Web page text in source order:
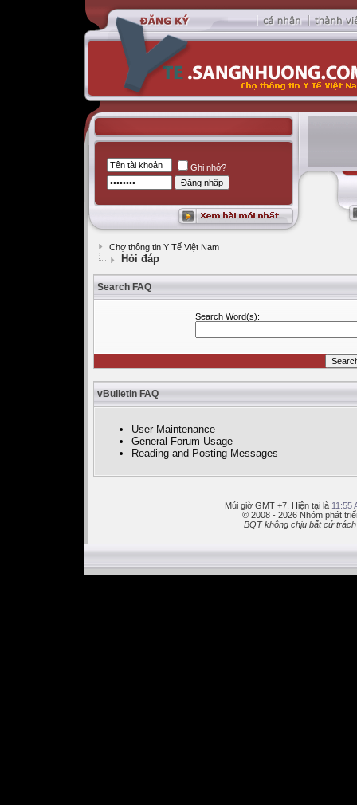
Ghi nhớ?
Chợ thông tin Y Tế Việt Nam
Hỏi đáp
Search FAQ
Search Word(s):
vBulletin FAQ
User Maintenance
General Forum Usage
Reading and Posting Messages
Múi giờ GMT +7. Hiện tại là 11:55
© 2008 - 2026 Nhóm phát
BQT không chịu bất cứ